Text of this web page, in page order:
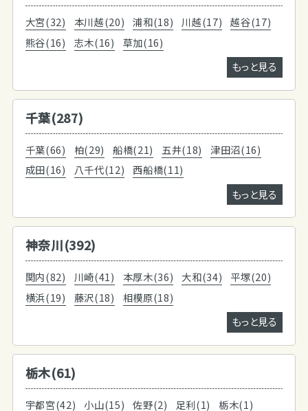
大宮(32) 本川越(20) 浦和(18) 川越(17)
越谷(17)
熊谷(16)
志木(16)
草加(16)
もっと見る
千葉(287)
千葉(66) 柏(29) 船橋(21) 五井(18)
津田沼(16)
成田(16)
八千代(12)
西船橋(11)
もっと見る
神奈川(392)
関内(82) 川崎(41) 本厚木(36) 大和(34)
平塚(20)
横浜(19)
藤沢(18)
相模原(18)
もっと見る
栃木(61)
宇都宮(42) 小山(15) 佐野(2) 足利(1) 栃木(1)